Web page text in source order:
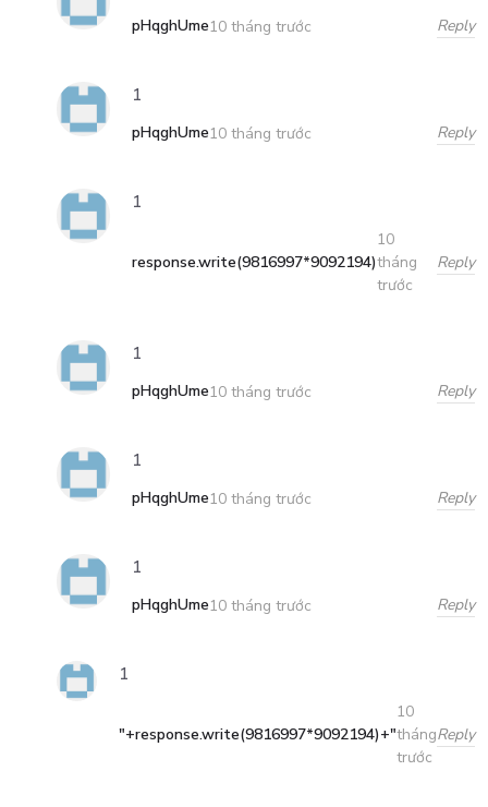
pHqghUme10 tháng trước Reply
1
pHqghUme10 tháng trước Reply
1
response.write(9816997*9092194)
10
tháng
trước
Reply
1
pHqghUme10 tháng trước Reply
1
pHqghUme10 tháng trước Reply
1
pHqghUme10 tháng trước Reply
1
"+response.write(9816997*9092194)+"
10
tháng
trước
Reply